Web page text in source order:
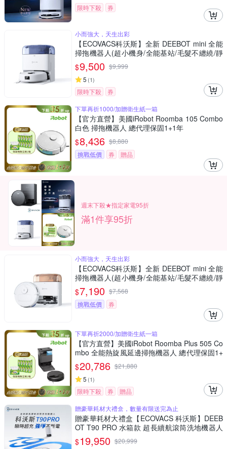
限時下殺 券
小而強大，天生出彩
【ECOVACS科沃斯】全新 DEEBOT mini 全能
掃拖機器人(超小機身/全能基站/毛髮不纏繞/靜
音清潔）
$9,500 $9,999
5 (1)
限時下殺
券
下單再折1000/加贈衛生紙一箱
【官方直營】美國iRobot Roomba 105 Combo
白色 掃拖機器人 總代理保固1+1年
$8,436 $8,880
挑戰低價
券 贈品
週末下殺★指定家電95折
滿1件享95折
小而強大，天生出彩
【ECOVACS科沃斯】全新 DEEBOT mini 全能
掃拖機器人(超小機身/全能基站/毛髮不纏繞/靜
音清潔）
$7,190 $7,568
挑戰低價
券
下單再折2000/加贈衛生紙一箱
【官方直營】美國iRobot Roomba Plus 505 Co
mbo 全能熱旋風延邊掃拖機器人 總代理保固1+
1年
$20,786 $21,880
5 (1)
限時下殺 券
贈品
贈豪華耗材大禮盒，數量有限送完為止
贈豪華耗材大禮盒【ECOVACS 科沃斯】DEEB
OT T90 PRO 水箱款 超長續航滾筒洗地機器人
(32路增壓滾筒洗地/3萬吸力/氮化鎵閃充)
$19,950 $20,999